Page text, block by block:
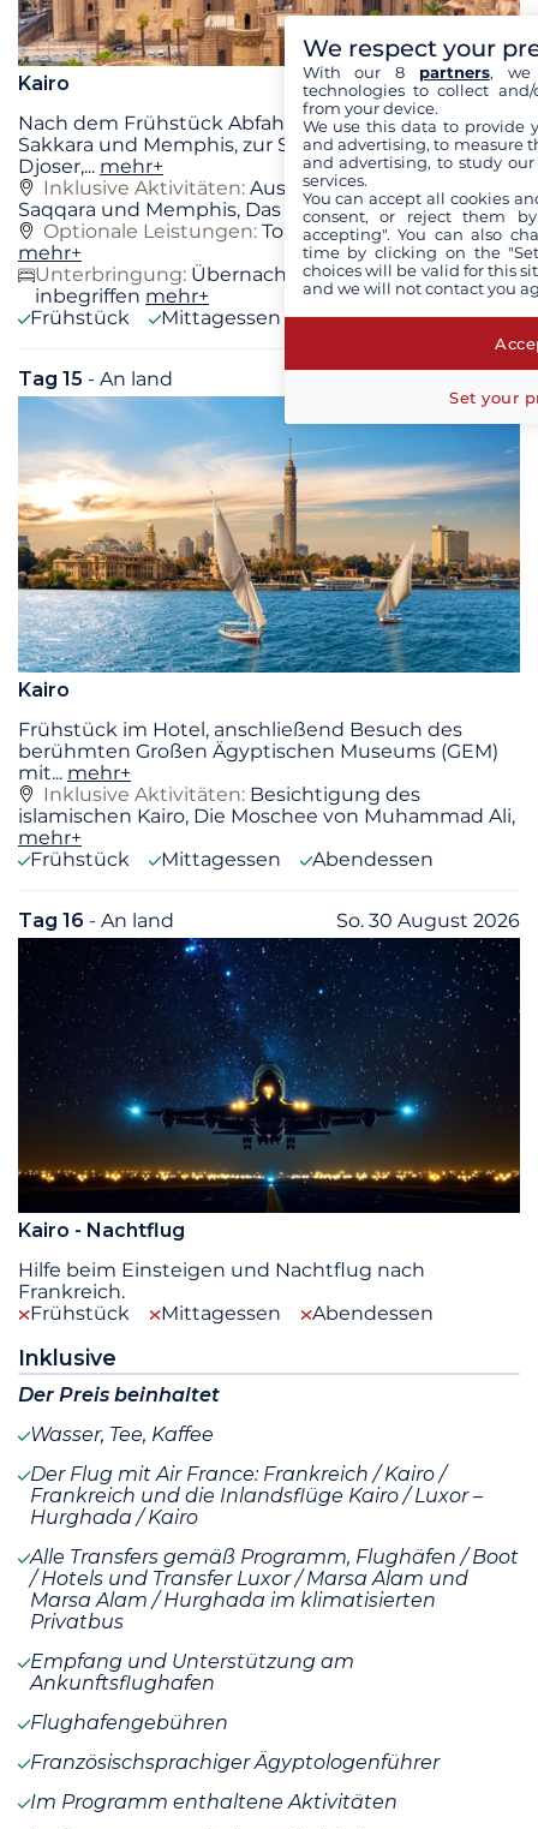
Kairo
Nach dem Frühstück Abfahrt zur Stätte von
Sakkara und Memphis, zur Stufenpyramide von
Djoser,... mehr+
Inklusive Aktivitäten: Ausgrabungsstätte von
Saqqara und Memphis, Das Gizeh-Plateau,mehr+
Optionale Leistungen: Ton-/Lichtshow in Gizeh
mehr+
Unterbringung: Übernachtung im Hotel
inbegriffen mehr+
Frühstück
Mittagessen Abendessen
Tag 15 - An land
Kairo
Frühstück im Hotel, anschließend Besuch des
berühmten Großen Ägyptischen Museums (GEM)
mit... mehr+
Inklusive Aktivitäten: Besichtigung des
islamischen Kairo, Die Moschee von Muhammad Ali,
mehr+
Frühstück
Mittagessen Abendessen
Tag 16 - An land So. 30 August 2026
Kairo - Nachtflug
Hilfe beim Einsteigen und Nachtflug nach
Frankreich.
Frühstück
Mittagessen Abendessen
Inklusive
Der Preis beinhaltet
Wasser, Tee, Kaffee
Der Flug mit Air France: Frankreich / Kairo /
Frankreich und die Inlandsflüge Kairo / Luxor –
Hurghada / Kairo
Alle Transfers gemäß Programm, Flughäfen / Boot
/ Hotels und Transfer Luxor / Marsa Alam und
Marsa Alam / Hurghada im klimatisierten
Privatbus
Empfang und Unterstützung am
Ankunftsflughafen
Flughafengebühren
Französischsprachiger Ägyptologenführer
Im Programm enthaltene Aktivitäten
We respect your
With our 8 partners, we
technologies to collect
from your device.
We use this data to provide
and advertising, to measure
and advertising, to study
services.
You can accept all cookies
consent, or reject them
accepting". You can also
time by clicking on the
choices will be valid for this
and we will not contact you
Set your